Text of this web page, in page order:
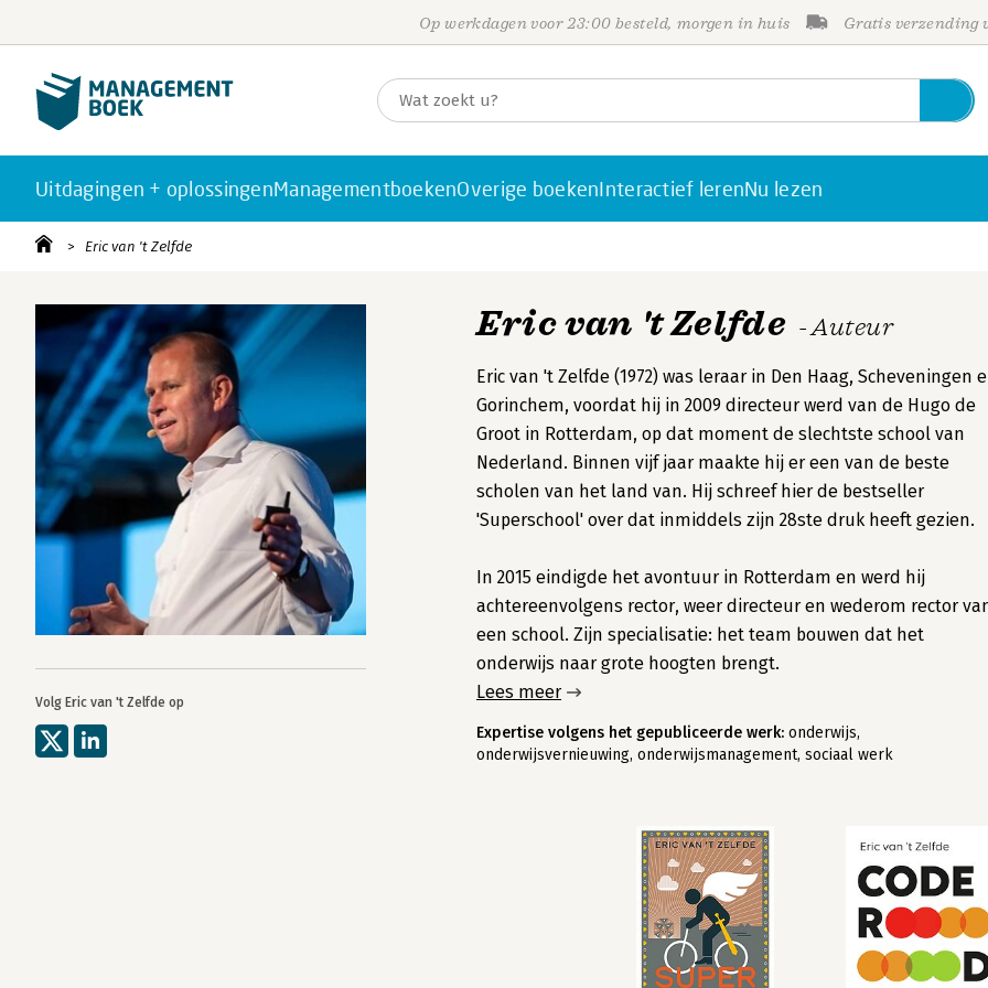
Op werkdagen voor 23:00 besteld, morgen in huis Gratis verzending
Uitdagingen + oplossingenManagementboekenOverige boekenInteractief lerenNu lezen
Eric van 't Zelfde
Volg Eric van 't Zelfde op
Eric van 't Zelfde - Auteur
Eric van 't Zelfde (1972) was leraar in Den Haag, Scheveningen
Gorinchem, voordat hij in 2009 directeur werd van de Hugo de
Groot in Rotterdam, op dat moment de slechtste school van
Nederland. Binnen vijf jaar maakte hij er een van de beste
scholen van het land van. Hij schreef hier de bestseller
'Superschool' over dat inmiddels zijn 28ste druk heeft gezien.
In 2015 eindigde het avontuur in Rotterdam en werd hij
achtereenvolgens rector, weer directeur en wederom rector
een school. Zijn specialisatie: het team bouwen dat het
onderwijs naar grote hoogten brengt.
Lees meer
Expertise volgens het gepubliceerde werk: onderwijs,
onderwijsvernieuwing, onderwijsmanagement, sociaal werk